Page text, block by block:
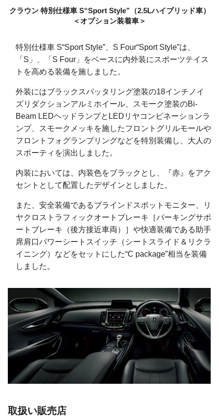
クラウン 特別仕様車 S“Sport Style” （2.5Lハイブリッド車）
＜オプション装着車＞
特別仕様車 S“Sport Style”、S Four“Sport Style”は、
「S」、「S Four」をベースに内外装にスポーツテイス
トを高める装備を施しました。
外装にはブラックスパッタリング塗装の18インチノイ
ズリダクションアルミホイール、スモーク塗装のBi-
Beam LEDヘッドランプとLEDリヤコンビネーションラ
ンプ、スモークメッキを施したフロントグリルモールや
フロントフォグランプリングなどを特別装備し、大人の
スポーティを演出しました。
内装においては、内装色をブラックとし、『赤』をアク
セントとして配置したデザインとしました。
また、安全装備であるブラインドスポットモニター、リ
ヤクロストラフィックオートブレーキ［パーキングサポ
ートブレーキ（後方接近車両）］や快適装備である助手
席肩口パワーシートスイッチ（シートスライド＆リクラ
イニング）などをセットにした“C package”相当を装備
しました。
取扱い販売店